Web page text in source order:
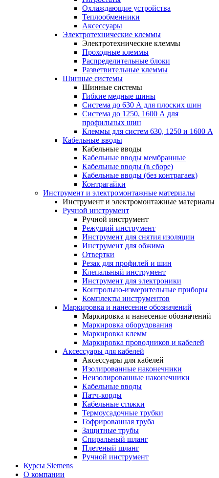
Охлаждающие устройства
Теплообменники
Аксессуары
Электротехнические клеммы
Электротехнические клеммы
Проходные клеммы
Распределительные блоки
Разветвительные клеммы
Шинные системы
Шинные системы
Гибкие медные шины
Система до 630 А для плоских шин
Система до 1250, 1600 А для
профильных шин
Клеммы для систем 630, 1250 и 1600 А
Кабельные вводы
Кабельные вводы
Кабельные вводы мембранные
Кабельные вводы (в сборе)
Кабельные вводы (без контрагаек)
Контрагайки
Инструмент и электромонтажные материалы
Инструмент и электромонтажные материалы
Ручной инструмент
Ручной инструмент
Режущий инструмент
Инструмент для снятия изоляции
Инструмент для обжима
Отвертки
Резак для профилей и шин
Клепальный инструмент
Инструмент для электроники
Контрольно-измерительные приборы
Комплекты инструментов
Маркировка и нанесение обозначений
Маркировка и нанесение обозначений
Маркировка оборудования
Маркировка клемм
Маркировка проводников и кабелей
Аксессуары для кабелей
Аксессуары для кабелей
Изолированные наконечники
Неизолированные наконечники
Кабельные вводы
Патч-корды
Кабельные стяжки
Термоусадочные трубки
Гофрированная труба
Защитные трубы
Спиральный шланг
Плетеный шланг
Ручной инструмент
Курсы Siemens
О компании